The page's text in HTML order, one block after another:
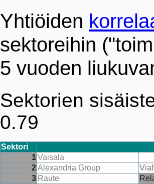
Yhtiöiden
sektoreihin
5 vuoden
Sektorien
0.79
Sektori
1Vaisala
2Alexandria Group
3 Raute